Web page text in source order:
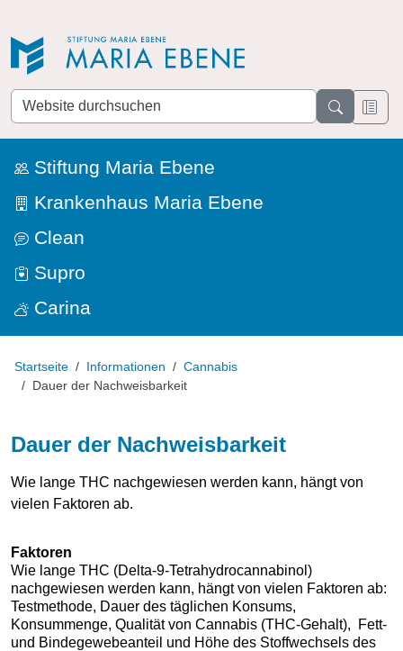
Website
durchsuchen
Stiftung Maria Ebene
Krankenhaus Maria Ebene
Clean
Supro
Carina
Startseite Informationen
Cannabis
Dauer der Nachweisbarkeit
Dauer der Nachweisbarkeit
Wie lange THC nachgewiesen werden kann, hängt von
vielen Faktoren ab.
Faktoren
Wie lange THC (Delta-9-Tetrahydrocannabinol)
nachgewiesen werden kann, hängt von vielen Faktoren ab:
Testmethode, Dauer des täglichen Konsums,
Konsummenge, Qualität von Cannabis (THC-Gehalt), Fett-
und Bindegewebeanteil und Höhe des Stoffwechsels des